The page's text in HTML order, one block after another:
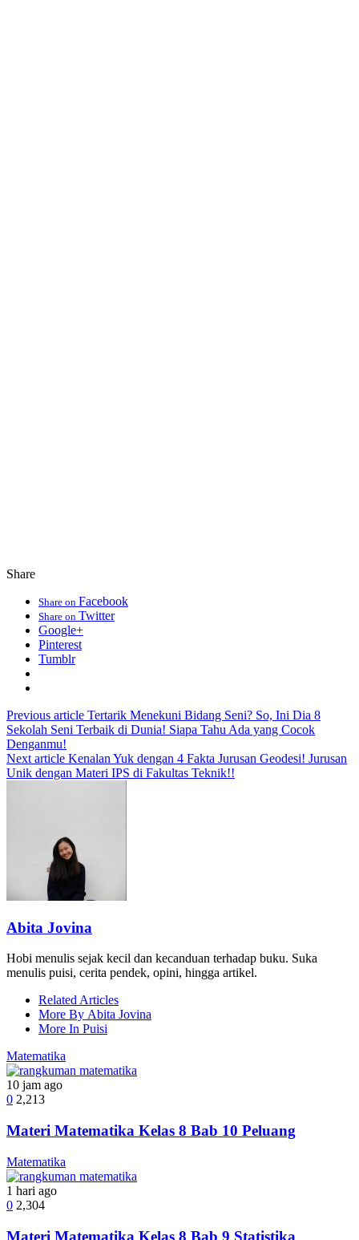
Share
Share on Facebook
Share on Twitter
Google+
Pinterest
Tumblr
Previous article Tertarik Menekuni Bidang Seni? So, Ini Dia 8
Sekolah Seni Terbaik di Dunia! Siapa Tahu Ada yang Cocok
Denganmu!
Next article Kenalan Yuk dengan 4 Fakta Jurusan Geodesi! Jurusan
Unik dengan Materi IPS di Fakultas Teknik!!
Abita Jovina
Hobi menulis sejak kecil dan kecanduan terhadap buku. Suka
menulis puisi, cerita pendek, opini, hingga artikel.
Related Articles
More By Abita Jovina
More In Puisi
Matematika
10 jam ago
0 2,213
Materi Matematika Kelas 8 Bab 10 Peluang
Matematika
1 hari ago
0 2,304
Materi Matematika Kelas 8 Bab 9 Statistika